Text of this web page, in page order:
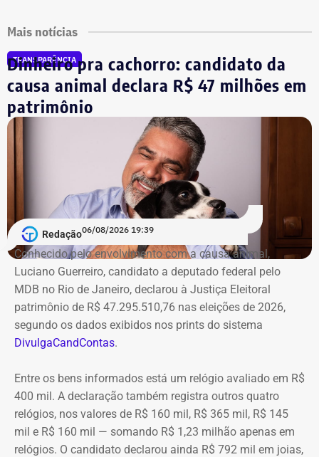
Mais notícias
TRANSPARÊNCIA
Dinheiro pra cachorro: candidato da
causa animal declara R$ 47 milhões em
patrimônio
Redação06/08/2026 19:39
Conhecido pelo envolvimento com a causa animal,
Luciano Guerreiro, candidato a deputado federal pelo
MDB no Rio de Janeiro, declarou à Justiça Eleitoral
patrimônio de R$ 47.295.510,76 nas eleições de 2026,
segundo os dados exibidos nos prints do sistema
DivulgaCandContas.
Entre os bens informados está um relógio avaliado em R$
400 mil. A declaração também registra outros quatro
relógios, nos valores de R$ 160 mil, R$ 365 mil, R$ 145
mil e R$ 160 mil — somando R$ 1,23 milhão apenas em
relógios. O candidato declarou ainda R$ 792 mil em joias,